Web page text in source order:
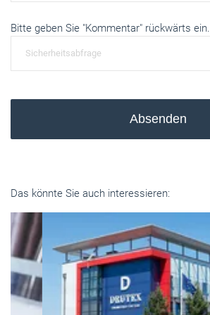
Bitte geben Sie "Kommentar" rückwärts ein.
Absenden
Das könnte Sie auch interessieren: